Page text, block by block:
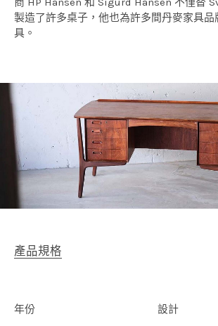
製造了許多桌子，他也為許多間丹麥家具品
具。
產品規格
年份 設計